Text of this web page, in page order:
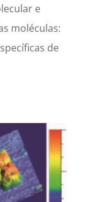
e
moléculas:
de